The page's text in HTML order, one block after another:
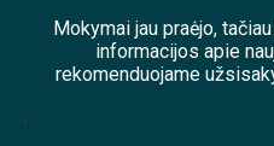
Mokymai jau praėjo,
informacijos apie
rekomenduojame
;